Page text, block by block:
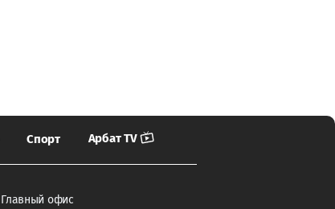
Спорт Арбат TV
Главный офис